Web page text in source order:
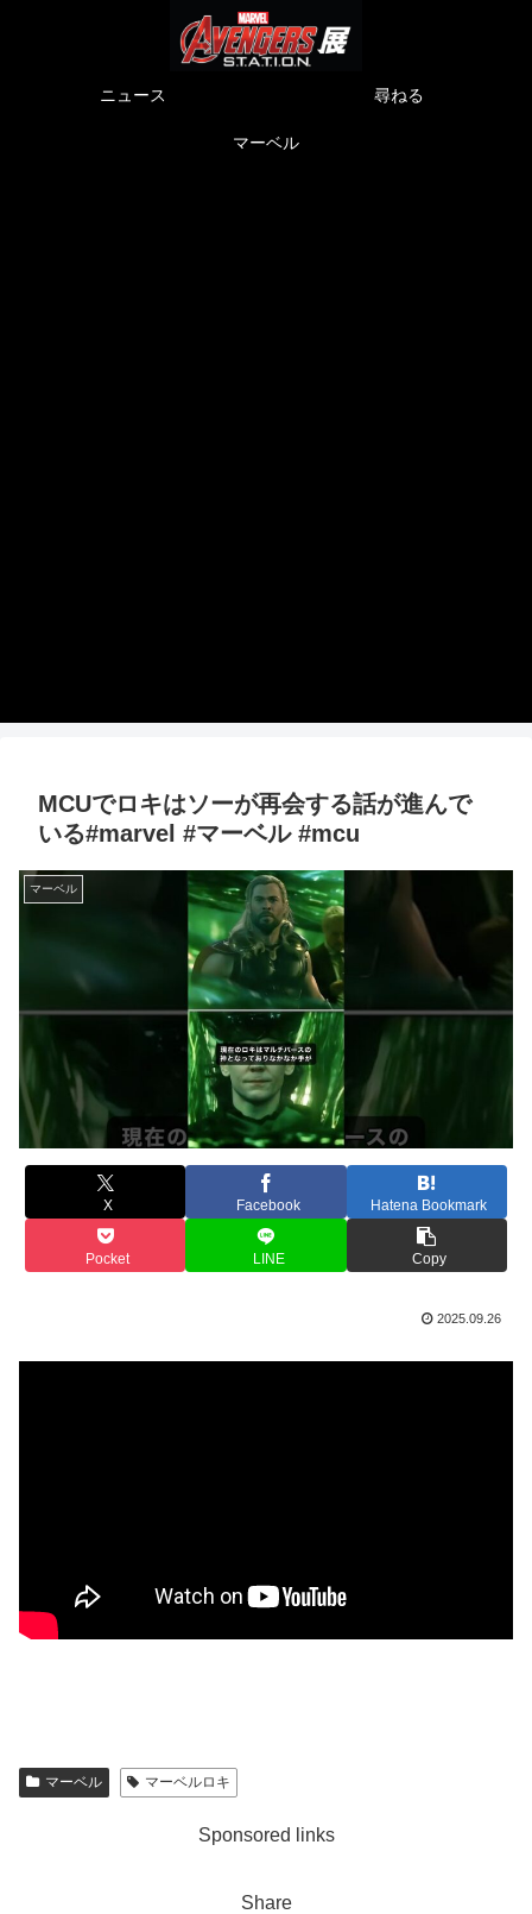
ニュース 尋ねる
マーベル
MCUでロキはソーが再会する話が進んで
いる#marvel #マーベル #mcu
マーベル
X Facebook Hatena Bookmark
Pocket LINE Copy
2025.09.26
マーベル マーベルロキ
Sponsored links
Share